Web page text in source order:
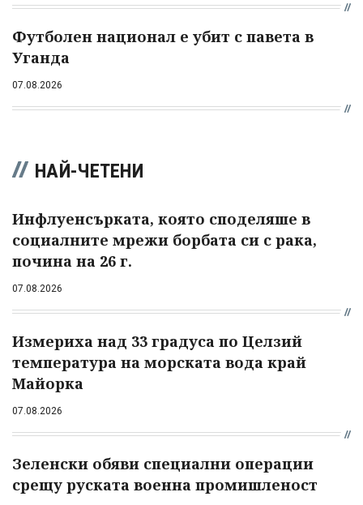
Футболен национал е убит с павета в
Уганда
07.08.2026
НАЙ-ЧЕТЕНИ
Инфлуенсърката, която споделяше в
социалните мрежи борбата си с рака,
почина на 26 г.
07.08.2026
Измериха над 33 градуса по Целзий
температура на морската вода край
Майорка
07.08.2026
Зеленски обяви специални операции
срещу руската военна промишленост